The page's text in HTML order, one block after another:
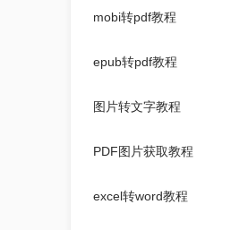
mobi转pdf教程
epub转pdf教程
图片转文字教程
PDF图片获取教程
excel转word教程